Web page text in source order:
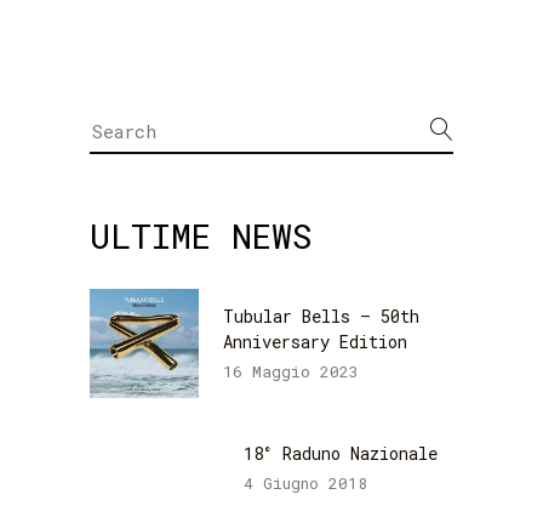
Search
for:
ULTIME NEWS
Tubular Bells – 50th
Anniversary Edition
16 Maggio 2023
18° Raduno Nazionale
4 Giugno 2018